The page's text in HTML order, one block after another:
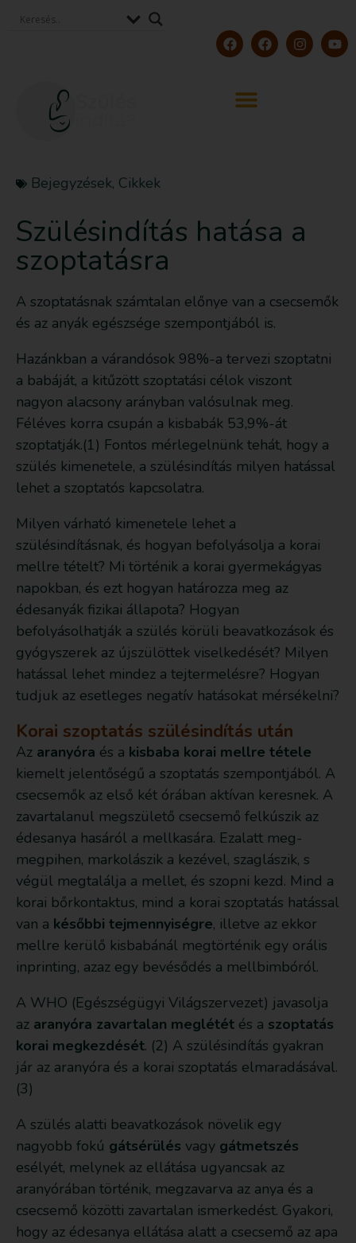
Bejegyzések, Cikkek
Szülésindítás hatása a
szoptatásra
A szoptatásnak számtalan előnye van a csecsemők
és az anyák egészsége szempontjából is.
Hazánkban a várandósok 98%-a tervezi szoptatni
a babáját, a kitűzött szoptatási célok viszont
nagyon alacsony arányban valósulnak meg.
Féléves korra csupán a kisbabák 53,9%-át
szoptatják.(1) Fontos mérlegelnünk tehát, hogy a
szülés kimenetele, a szülésindítás milyen hatással
lehet a szoptatós kapcsolatra.
Milyen várható kimenetele lehet a
szülésindításnak, és hogyan befolyásolja a korai
mellre tételt? Mi történik a korai gyermekágyas
napokban, és ezt hogyan határozza meg az
édesanyák fizikai állapota? Hogyan
befolyásolhatják a szülés körüli beavatkozások és
gyógyszerek az újszülöttek viselkedését? Milyen
hatással lehet mindez a tejtermelésre? Hogyan
tudjuk az esetleges negatív hatásokat mérsékelni?
Korai szoptatás szülésindítás után
Az aranyóra és a kisbaba korai mellre tétele
kiemelt jelentőségű a szoptatás szempontjából. A
csecsemők az első két órában aktívan keresnek. A
zavartalanul megszülető csecsemő felkúszik az
édesanya hasáról a mellkasára. Ezalatt meg-
megpihen, markolászik a kezével, szaglászik, s
végül megtalálja a mellet, és szopni kezd. Mind a
korai bőrkontaktus, mind a korai szoptatás hatással
van a későbbi tejmennyiségre, illetve az ekkor
mellre kerülő kisbabánál megtörténik egy orális
inprinting, azaz egy bevésődés a mellbimbóról.
A WHO (Egészségügyi Világszervezet) javasolja
az aranyóra zavartalan meglétét és a szoptatás
korai megkezdését. (2) A szülésindítás gyakran
jár az aranyóra és a korai szoptatás elmaradásával.
(3)
A szülés alatti beavatkozások növelik egy
nagyobb fokú gátsérülés vagy gátmetszés
esélyét, melynek az ellátása ugyancsak az
aranyórában történik, megzavarva az anya és a
csecsemő közötti zavartalan ismerkedést. Gyakori,
hogy az édesanya ellátása alatt a csecsemő az apa